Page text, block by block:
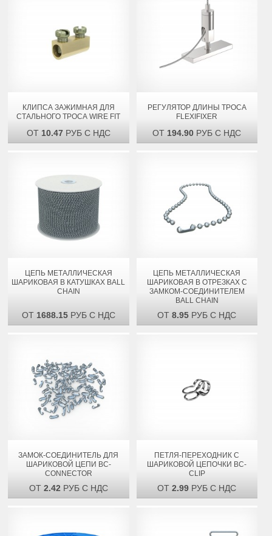
КЛИПСА ЗАЖИМНАЯ ДЛЯ
СТАЛЬНОГО ТРОСА WIRE FIT
ОТ 10.47РУБ С НДС
РЕГУЛЯТОР ДЛИНЫ ТРОСА
FLEXIFIXER
ОТ 194.90 РУБ С НДС
ЦЕПЬ МЕТАЛЛИЧЕСКАЯ
ШАРИКОВАЯ В КАТУШКАХ BALL
CHAIN
ОТ 1688.15РУБ С НДС
ЦЕПЬ МЕТАЛЛИЧЕСКАЯ
ШАРИКОВАЯ В ОТРЕЗКАХ С
ЗАМКОМ-СОЕДИНИТЕЛЕМ
BALL CHAIN
ОТ8.95 РУБ С НДС
ЗАМОК-СОЕДИНИТЕЛЬ ДЛЯ
ШАРИКОВОЙ ЦЕПИ BC-
CONNECTOR
ОТ 2.42РУБ С НДС
ПЕТЛЯ-ПЕРЕХОДНИК С
ШАРИКОВОЙ ЦЕПОЧКИ BC-
CLIP
ОТ2.99 РУБ С НДС